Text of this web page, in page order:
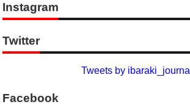
Instagram
Twitter
Tweets by ibaraki_journal
Facebook